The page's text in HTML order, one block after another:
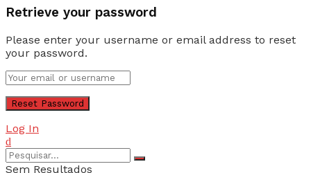
Retrieve your password
Please enter your username or email address to reset
your password.
Log In
Sem Resultados